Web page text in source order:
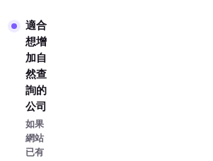
適合
想增
加自
然查
詢的
公司
如果
網站
已有